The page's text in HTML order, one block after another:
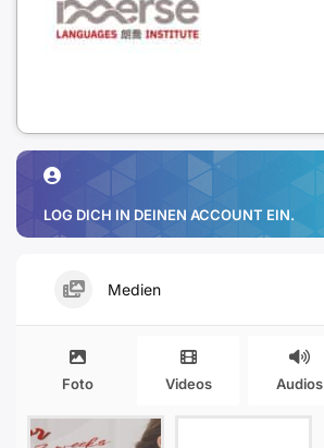
LOG DICH IN DEINEN ACCOUNT EIN.
Medien
Foto Videos Audios